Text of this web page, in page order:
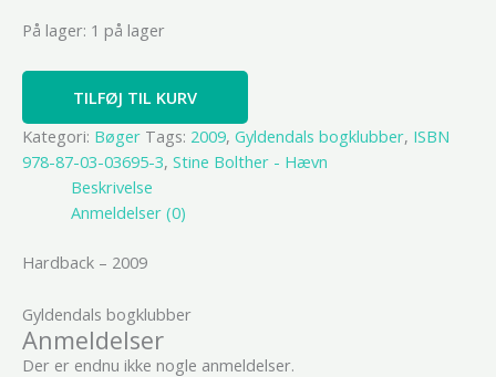
På lager: 1 på lager
TILFØJ TIL KURV
Kategori: Bøger Tags: 2009, Gyldendals bogklubber, ISBN
978-87-03-03695-3, Stine Bolther - Hævn
Beskrivelse
Anmeldelser (0)
Hardback – 2009
Gyldendals bogklubber
Anmeldelser
Der er endnu ikke nogle anmeldelser.